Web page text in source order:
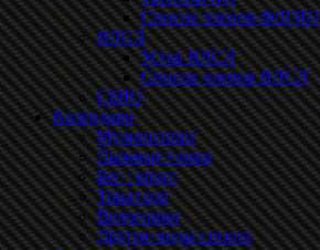
Список членов ФЛГЯО
ЯЛСЛ
Устав ЯЛСЛ
Список членов ЯЛСЛ
СБЯО
Календари
Мультиспорт
Лыжные гонки
Бег / кросс
Триатлон
Велогонки
Другие виды спорта